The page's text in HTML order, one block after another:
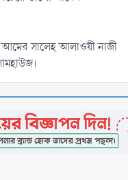
সালেহ আলাওয়ী নাজী